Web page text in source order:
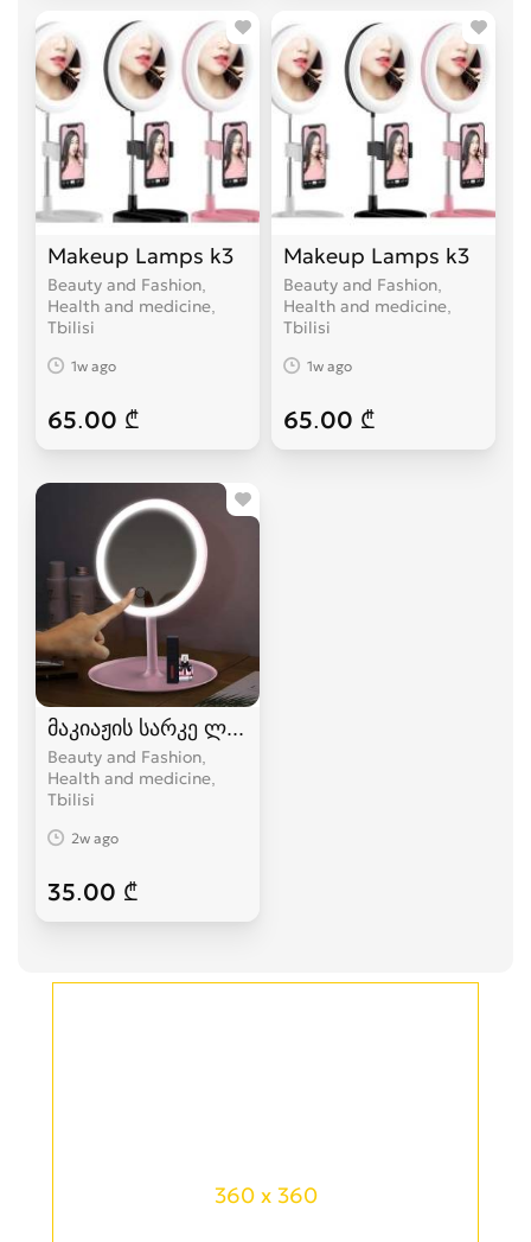
Makeup Lamps k3
Beauty and Fashion,
Health and medicine
Tbilisi
1w ago
65.00 ₾
Makeup Lamps k3
Beauty and Fashion,
Health and medicine
Tbilisi
1w ago
65.00 ₾
მაკიაჟის სარკე ლედ განათებით
Beauty and Fashion,
Health and medicine
Tbilisi
2w ago
35.00 ₾
360 x 360